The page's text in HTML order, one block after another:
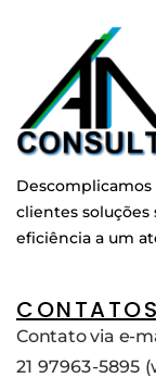
Descomplicamos
clientes soluções
eficiência a um
Contato via e-
21 97963-5895